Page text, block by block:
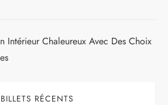
Intérieur Chaleureux Avec Des Choix
BILLETS RÉCENTS